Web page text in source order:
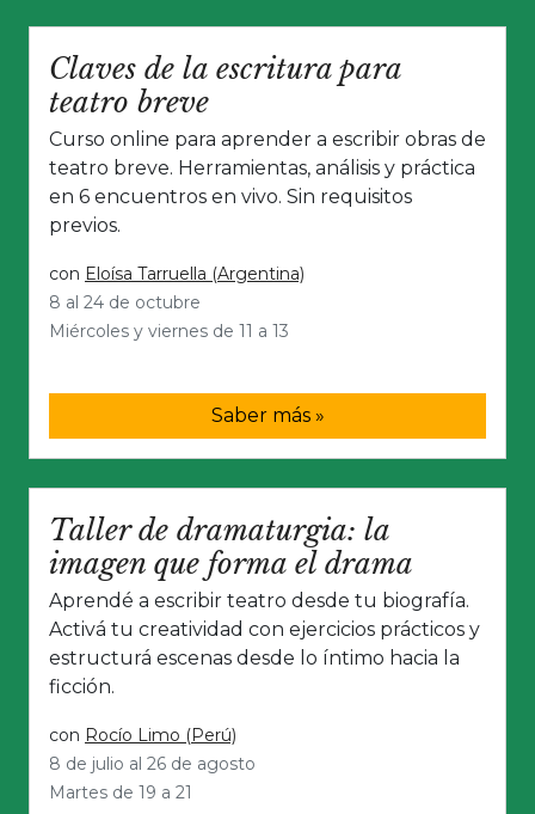
Claves de la escritura para
teatro breve
Curso online para aprender a escribir obras de
teatro breve. Herramientas, análisis y práctica
en 6 encuentros en vivo. Sin requisitos
previos.
con Eloísa Tarruella (Argentina)
8 al 24 de octubre
Miércoles y viernes de 11 a 13
Saber más »
Taller de dramaturgia: la
imagen que forma el drama
Aprendé a escribir teatro desde tu biografía.
Activá tu creatividad con ejercicios prácticos y
estructurá escenas desde lo íntimo hacia la
ficción.
con Rocío Limo (Perú)
8 de julio al 26 de agosto
Martes de 19 a 21